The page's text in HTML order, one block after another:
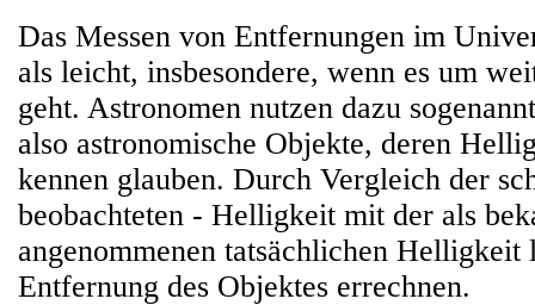
Das Messen von Entfernungen im
als leicht, insbesondere, wenn es um
geht. Astronomen nutzen dazu
also astronomische Objekte, deren
kennen glauben. Durch Vergleich der
beobachteten - Helligkeit mit der als
angenommenen tatsächlichen Helligkeit
Entfernung des Objektes errechnen.